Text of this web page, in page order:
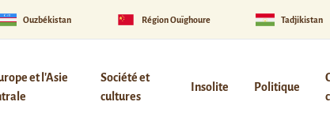
Ouzbékistan Région Ouïghoure Tadjikistan
et l'Asie
Société et
cultures
Insolite Politique